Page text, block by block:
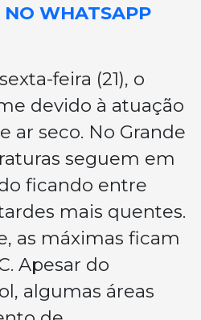
NO WHATSAPP
feira (21), o
devido à atuação
ar seco. No Grande
seguem em
ficando entre
mais quentes.
as máximas ficam
Apesar do
algumas áreas